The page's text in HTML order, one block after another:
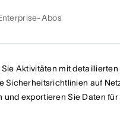
Abos
Aktivitäten mit
Sicherheitsrichtlinien auf
und exportieren Sie Daten